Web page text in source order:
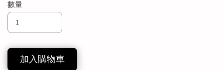
數量
加入購物車